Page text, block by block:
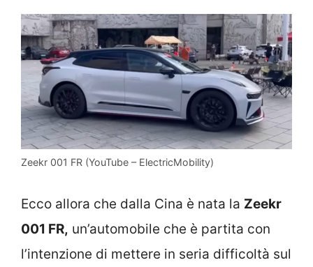
Zeekr 001 FR (YouTube – ElectricMobility)
Ecco allora che dalla Cina è nata la Zeekr
001 FR, un’automobile che è partita con
l’intenzione di mettere in seria difficoltà sul